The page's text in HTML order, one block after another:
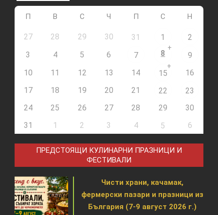
П В С Ч П С Н
27 28 29 30 31 1
2
3
4 5 6 7 8
+
9
10
11 12 13 14 15
+
16
17
18 19 20 21 22
23
24
25 26 27 28 29
30
31
1 2 3 4 5 6
ПРЕДСТОЯЩИ КУЛИНАРНИ ПРАЗНИЦИ И
ФЕСТИВАЛИ
Чисти храни, качамак,
фермерски пазари и празници из
България (7-9 август 2026 г.)